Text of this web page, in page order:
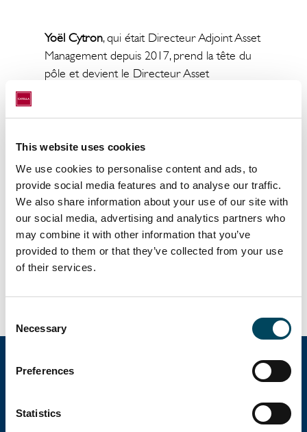
This website uses cookies
We use cookies to personalise content and ads, to
provide social media features and to analyse our traffic.
We also share information about your use of our site with
our social media, advertising and analytics partners who
may combine it with other information that you’ve
provided to them or that they’ve collected from your use
of their services.
Selection
Necessary
Preferences
Statistics
Yoël Cytron, qui était Directeur Adjoint Asset
Management depuis 2017, prend la tête du
pôle et devient le Directeur Asset
Maria Ferenchak, Asset Manager chez Catella
Asset Management depuis 2016, est promue
au titre d’Asset Manager Senior.
Olivier Bardèchea débuté sa carrière, au
sein de Catella Asset Management, en 2016
en qualité de Financial Analyst et se voit à